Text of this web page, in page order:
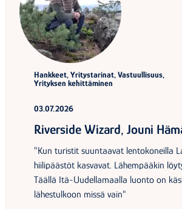
Hankkeet, Yritystarinat, Vastuullisuus,
Yrityksen kehittäminen
03.07.2026
Riverside Wizard, Jouni
"Kun turistit suuntaavat lentokoneilla
hiilipäästöt kasvavat. Lähempääkin
Täällä Itä-Uudellamaalla luonto on
lähestulkoon missä vain"